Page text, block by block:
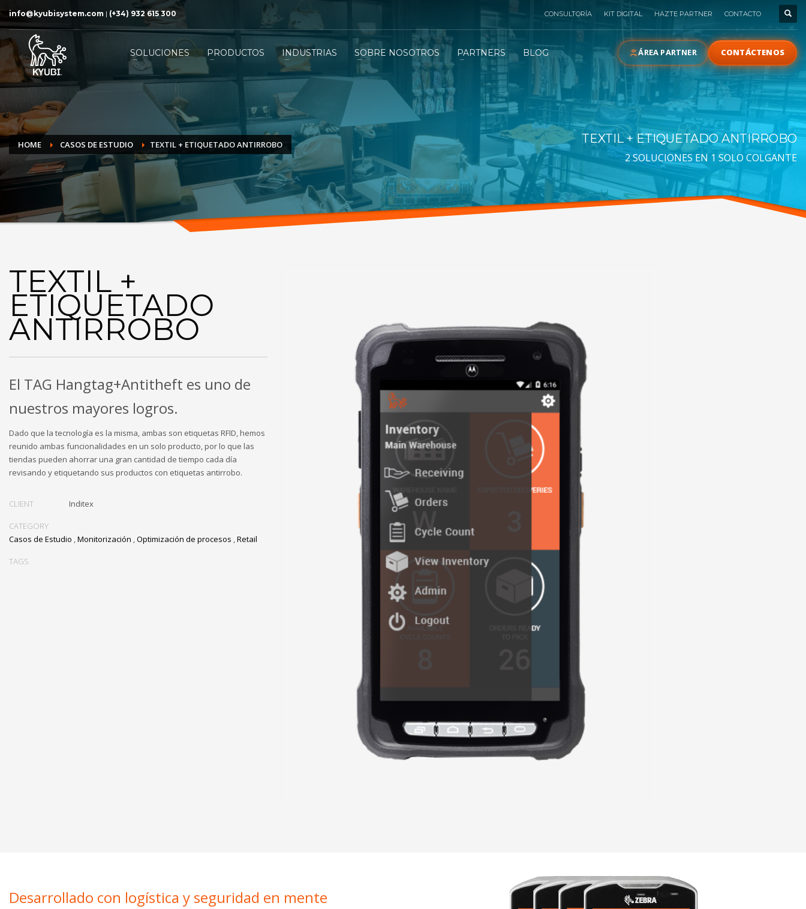
info@kyubisystem.com | (+34) 932 615 300 CONSULTORÍA KIT DIGITAL HAZTE PARTNER CONTACTO
SOLUCIONES PRODUCTOS INDUSTRIAS SOBRE NOSOTROS PARTNERS BLOG ÁREA PARTNER CONTÁCTENOS
HOME CASOS DE ESTUDIO TEXTIL + ETIQUETADO ANTIRROBO TEXTIL + ETIQUETADO ANTIRROBO
2 SOLUCIONES EN 1 SOLO COLGANTE
TEXTIL +
ETIQUETADO
ANTIRROBO
El TAG Hangtag+Antitheft es uno de
nuestros mayores logros.
Dado que la tecnología es la misma, ambas son etiquetas RFID, hemos
reunido ambas funcionalidades en un solo producto, por lo que las
tiendas pueden ahorrar una gran cantidad de tiempo cada día
revisando y etiquetando sus productos con etiquetas antirrobo.
CLIENT Inditex
CATEGORY
Casos de Estudio ,Monitorización ,Optimización de procesos ,Retail
TAGS
Desarrollado con logística y seguridad en mente